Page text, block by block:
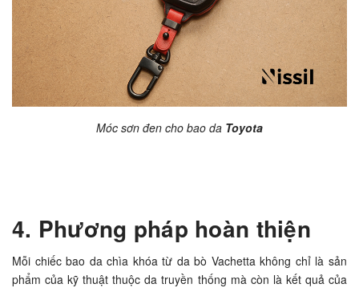
Móc sơn đen cho bao da Toyota
4. Phương pháp hoàn thiện
Mỗi chiếc bao da chìa khóa từ da bò Vachetta không chỉ là sản
phẩm của kỹ thuật thuộc da truyền thống mà còn là kết quả của